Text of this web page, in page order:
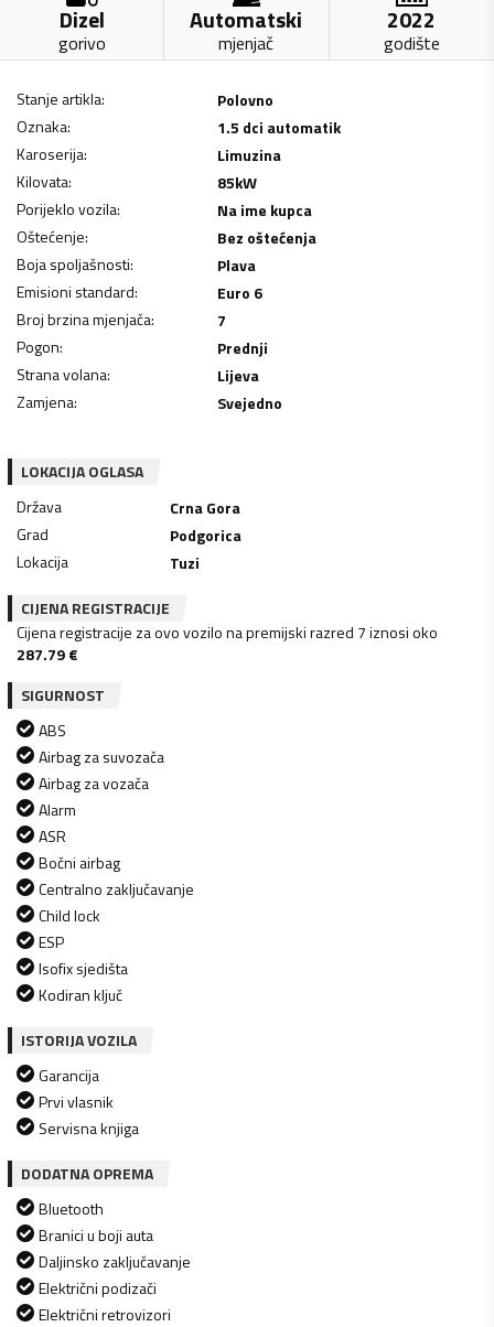
Dizel
gorivo
Automatski
mjenjač
2022
godište
Stanje artikla:
Polovno
Oznaka:
1.5 dci automatik
Karoserija:
Limuzina
Kilovata: 85kW
Porijeklo vozila:
Na ime kupca
Oštećenje:
Bez oštećenja
Boja spoljašnosti:
Plava
Emisioni standard:
Euro 6
Broj brzina mjenjača:
7
Pogon:
Prednji
Strana volana:
Lijeva
Zamjena: Svejedno
LOKACIJA OGLASA
Država
Crna Gora
Grad
Podgorica
Lokacija
Tuzi
CIJENA REGISTRACIJE
Cijena registracije za ovo vozilo na premijski razred 7 iznosi oko
287.79€
SIGURNOST
ABS
Airbag za suvozača
Airbag za vozača
Alarm
ASR
Bočni airbag
Centralno zaključavanje
Child lock
ESP
Isofix sjedišta
Kodiran ključ
ISTORIJA VOZILA
Garancija
Prvi vlasnik
Servisna knjiga
DODATNA OPREMA
Bluetooth
Branici u boji auta
Daljinsko zaključavanje
Električni podizači
Električni retrovizori